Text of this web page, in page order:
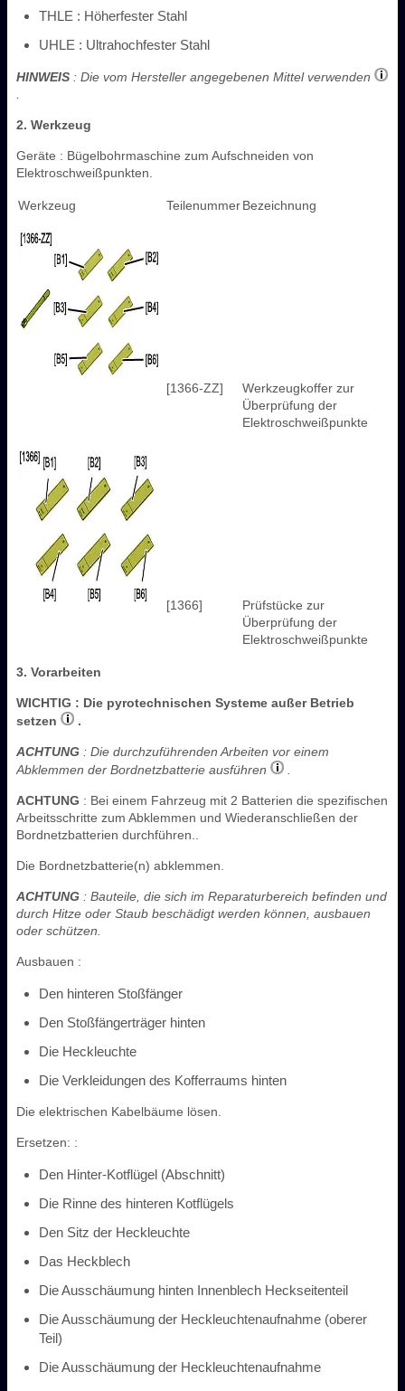
THLE : Höherfester Stahl
UHLE : Ultrahochfester Stahl
HINWEIS : Die vom Hersteller angegebenen Mittel verwenden
2. Werkzeug
Geräte : Bügelbohrmaschine zum Aufschneiden von
Elektroschweißpunkten.
Werkzeug TeilenummerBezeichnung
[1366-ZZ]
Werkzeugkoffer zur
Überprüfung der
Elektroschweißpunkte
[1366]
Prüfstücke zur
Überprüfung der
Elektroschweißpunkte
3. Vorarbeiten
WICHTIG : Die pyrotechnischen Systeme außer Betrieb
setzen
.
ACHTUNG : Die durchzuführenden Arbeiten vor einem
Abklemmen der Bordnetzbatterie ausführen
ACHTUNG : Bei einem Fahrzeug mit 2 Batterien die spezifischen
Arbeitsschritte zum Abklemmen und Wiederanschließen der
Bordnetzbatterien durchführen..
Die Bordnetzbatterie(n) abklemmen.
ACHTUNG : Bauteile, die sich im Reparaturbereich befinden und
durch Hitze oder Staub beschädigt werden können, ausbauen
oder schützen.
Ausbauen :
Den hinteren Stoßfänger
Den Stoßfängerträger hinten
Die Heckleuchte
Die Verkleidungen des Kofferraums hinten
Die elektrischen Kabelbäume lösen.
Ersetzen: :
Den Hinter-Kotflügel (Abschnitt)
Die Rinne des hinteren Kotflügels
Den Sitz der Heckleuchte
Das Heckblech
Die Ausschäumung hinten Innenblech Heckseitenteil
Die Ausschäumung der Heckleuchtenaufnahme (oberer
Teil)
Die Ausschäumung der Heckleuchtenaufnahme